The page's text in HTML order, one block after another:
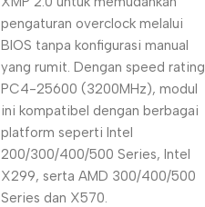
pengaturan overclock melalui
BIOS tanpa konfigurasi manual
yang rumit. Dengan speed rating
PC4-25600 (3200MHz), modul
ini kompatibel dengan berbagai
platform seperti Intel
200/300/400/500 Series, Intel
X299, serta AMD 300/400/500
Series dan X570.